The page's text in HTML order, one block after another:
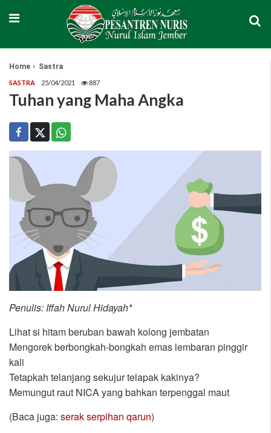
Home Sastra
SASTRA 25/04/2021 887
Tuhan yang Maha Angka
Penulis: Iffah Nurul Hidayah*
Lihat si hitam beruban bawah kolong jembatan
Mengorek berbongkah-bongkah emas lembaran pinggir
kali
Tetapkah telanjang sekujur telapak kakinya?
Memungut raut NICA yang bahkan terpenggal maut
(Baca juga: serak serpihan qarun)